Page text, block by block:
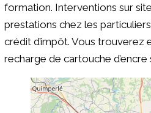
formation. Interventions sur
prestations chez les
crédit d’impôt. Vous trouverez
recharge de cartouche d’encre